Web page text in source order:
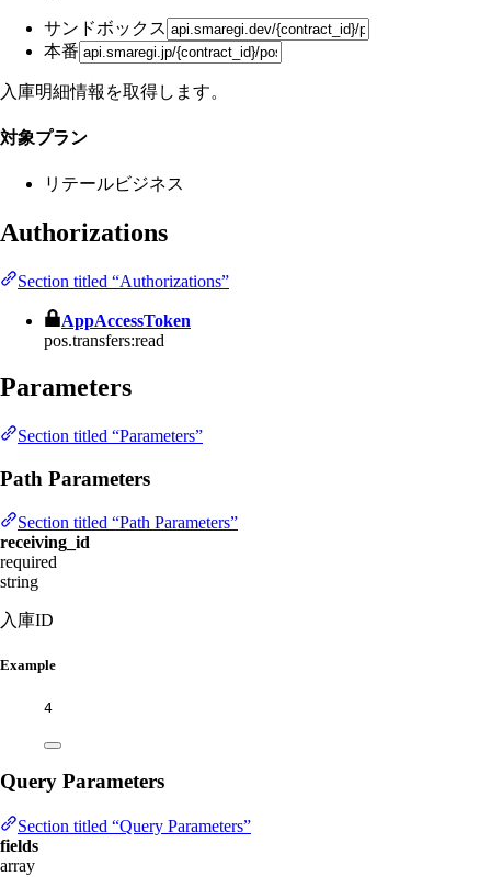
サンドボックス
本番
入庫明細情報を取得します。
対象プラン
リテールビジネス
Authorizations
Section titled “Authorizations”
AppAccessToken
pos.transfers:read
Parameters
Section titled “Parameters”
Path Parameters
Section titled “Path Parameters”
receiving_id
required
string
入庫ID
Example
4
Query Parameters
Section titled “Query Parameters”
fields
array